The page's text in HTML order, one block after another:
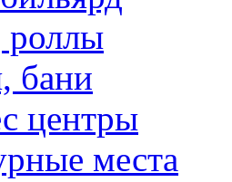
бани
центры
места